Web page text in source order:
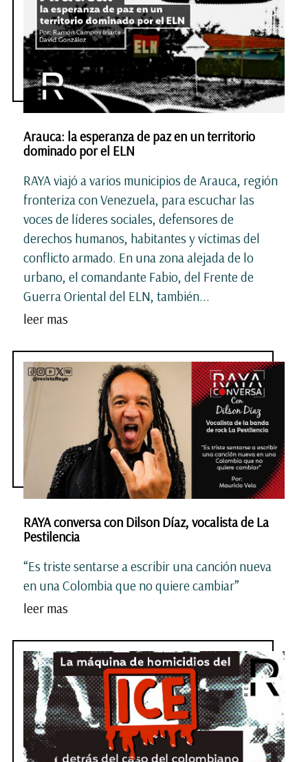
Arauca: la esperanza de paz en un territorio
dominado por el ELN
RAYA viajó a varios municipios de Arauca, región
fronteriza con Venezuela, para escuchar las
voces de líderes sociales, defensores de
derechos humanos, habitantes y víctimas del
conflicto armado. En una zona alejada de lo
urbano, el comandante Fabio, del Frente de
Guerra Oriental del ELN, también...
leer mas
RAYA conversa con Dilson Díaz, vocalista de La
Pestilencia
“Es triste sentarse a escribir una canción nueva
en una Colombia que no quiere cambiar”
leer mas